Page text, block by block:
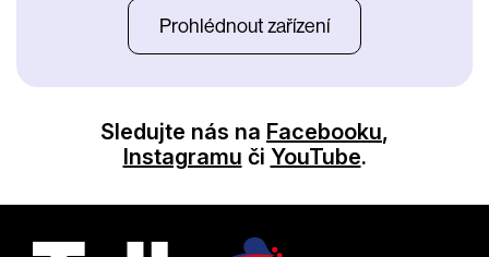
Prohlédnout zařízení
Sledujte nás na Facebooku,
Instagramu či YouTube.